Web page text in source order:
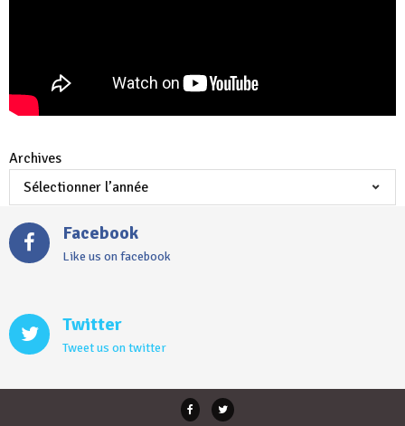
Archives
Facebook
Like us on facebook
Twitter
Tweet us on twitter